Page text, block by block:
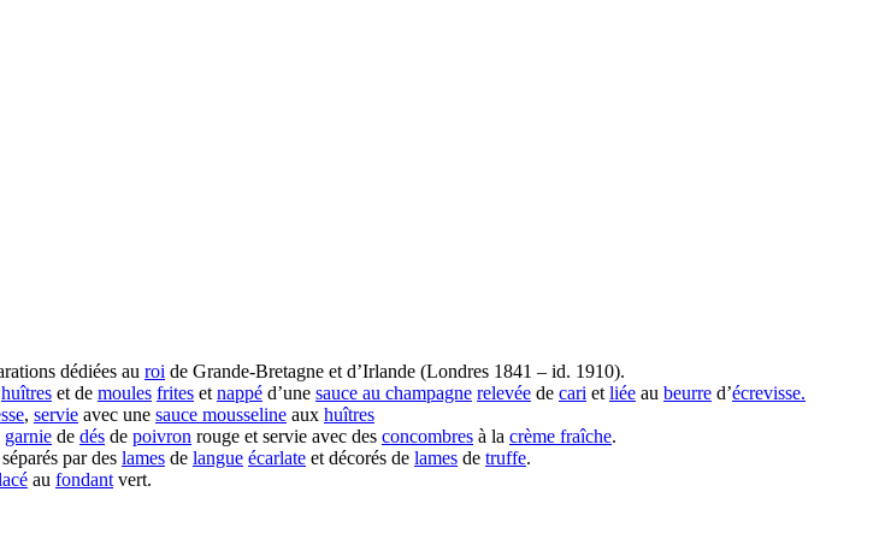
dédiées au roi de Grande-Bretagne et d’Irlande (Londres 1841 – id. 1910).
huîtres et de moules frites et nappé d’une sauce au champagne relevée de cari et liée au beurre d’écrevisse.
, servie avec une sauce mousseline aux huîtres
garnie de dés de poivron rouge et servie avec des concombres à la crème fraîche.
par des lames de langue écarlate et décorés de lames de truffe.
au fondant vert.